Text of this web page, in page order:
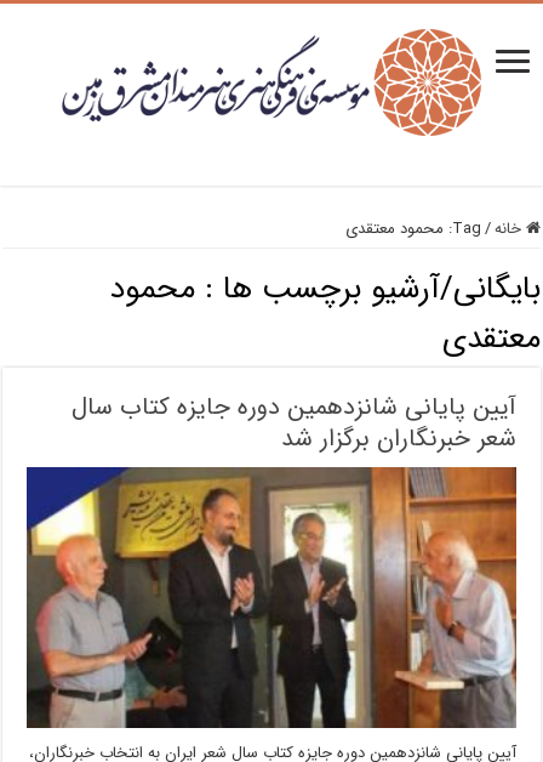
خانه/
Tag: محمود معتقدی
بایگانی/آرشیو برچسب ها :محمود
معتقدی
آیین پایانی شانزدهمین دوره جایزه کتاب سال
شعر خبرنگاران برگزار شد
آیین پایانی شانزدهمین دوره جایزه کتاب سال شعر ایران به انتخاب خبرنگاران،